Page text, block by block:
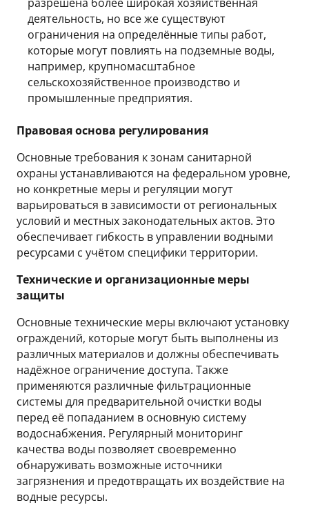
деятельность, но все же существуют
ограничения на определённые типы работ,
которые могут повлиять на подземные воды,
например, крупномасштабное
сельскохозяйственное производство и
промышленные предприятия.
Правовая основа регулирования
Основные требования к зонам санитарной
охраны устанавливаются на федеральном уровне,
но конкретные меры и регуляции могут
варьироваться в зависимости от региональных
условий и местных законодательных актов. Это
обеспечивает гибкость в управлении водными
ресурсами с учётом специфики территории.
Технические и организационные меры
защиты
Основные технические меры включают установку
ограждений, которые могут быть выполнены из
различных материалов и должны обеспечивать
надёжное ограничение доступа. Также
применяются различные фильтрационные
системы для предварительной очистки воды
перед её попаданием в основную систему
водоснабжения. Регулярный мониторинг
качества воды позволяет своевременно
обнаруживать возможные источники
загрязнения и предотвращать их воздействие на
водные ресурсы.